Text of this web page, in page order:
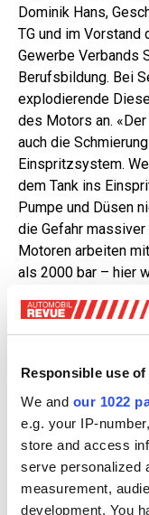
Responsible use
We and our 1022
e.g. your IP-
store and access
serve personalized
measurement,
development. You
Dominik Hans,
TG und im
Gewerbe Verbands
Berufsbildung. Bei
explodierende
des Motors an.
auch die
Einspritzsystem.
dem Tank ins
Pumpe und Düsen
die Gefahr massiver
Motoren arbeiten
als 2000 bar – hier
Reparaturkosten
Bei Benzinern
Schmierfunktion
Einspritzanlage ist
um die
Verbrennung kann
vorderen